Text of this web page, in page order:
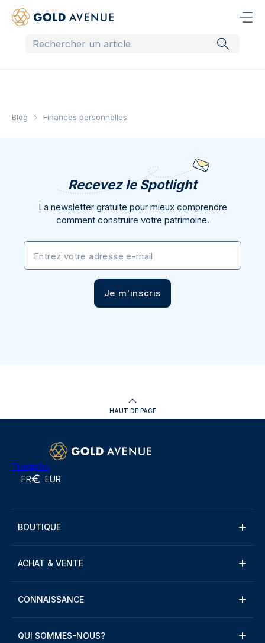
Blog Finances personnelles
Recevez le Spotlight
La newsletter gratuite pour mieux comprendre
comment construire votre patrimoine.
Entrez votre adresse e-mail
Je m'inscris
HAUT DE PAGE
Trustpilot
FR EUR
BOUTIQUE
ACHAT & VENTE
CONNAISSANCE
QUI SOMMES-NOUS?